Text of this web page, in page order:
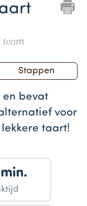
team
Stappen
en bevat
voor
taart!